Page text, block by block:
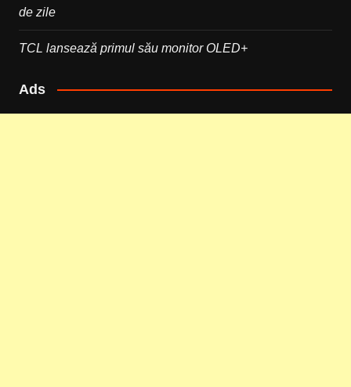
de zile
TCL lansează primul său monitor OLED+
Ads